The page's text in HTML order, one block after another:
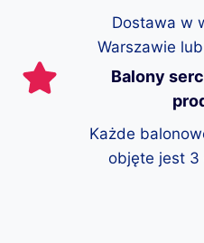
Dostawa w
Warszawie
Balony
Każde
objęte jest 3